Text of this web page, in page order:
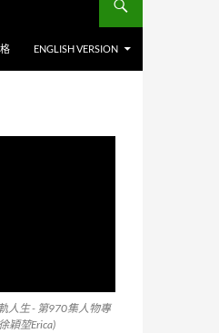
ENGLISH VERSION
人生 - 第970集人物專
穎堃Erica)